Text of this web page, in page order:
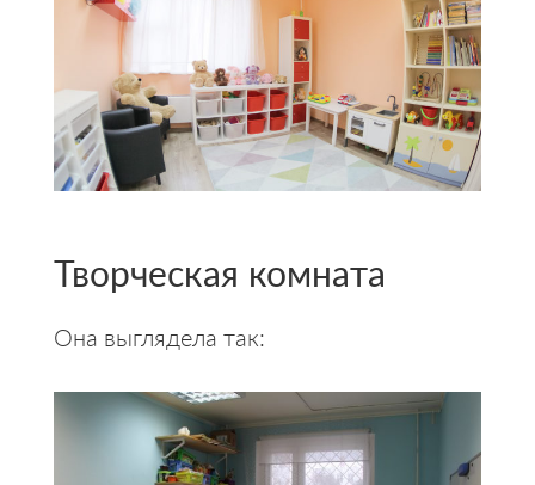
Творческая комната
Она выглядела так: